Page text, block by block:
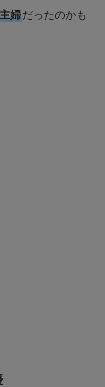
婦だったのかも